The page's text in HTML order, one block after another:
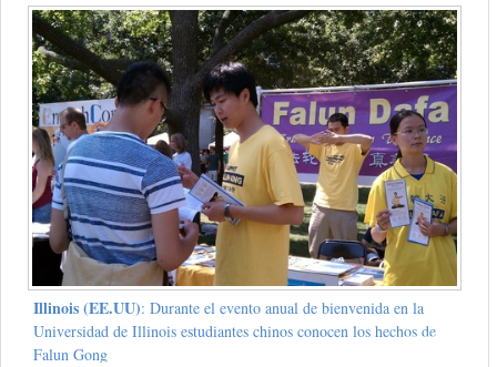
Illinois (EE.UU): Durante el evento anual de bienvenida en la
Universidad de Illinois estudiantes chinos conocen los hechos de
Falun Gong